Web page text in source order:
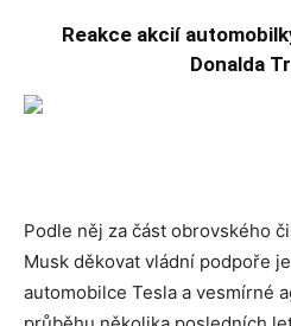
Reakce akcií
Donalda
Podle něj za část obrovského
Musk děkovat vládní podpoře
automobilce Tesla a vesmírné